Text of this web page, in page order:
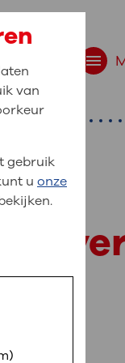
van
gebruik
u onze